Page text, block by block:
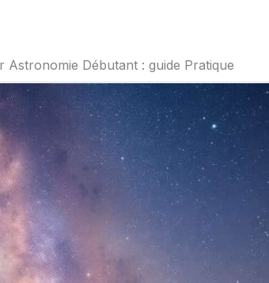
Astronomie Débutant : guide Pratique